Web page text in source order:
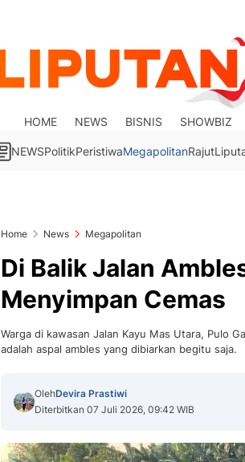
HOME NEWS BISNIS SHOWBIZ
NEWSPolitikPeristiwaMegapolitanRajut
Home News Megapolitan
Di Balik Jalan
Menyimpan Cemas
Warga di kawasan Jalan Kayu Mas Utara, Pulo
adalah aspal ambles yang dibiarkan begitu saja.
OlehDevira Prastiwi
Diterbitkan 07 Juli 2026, 09:42 WIB